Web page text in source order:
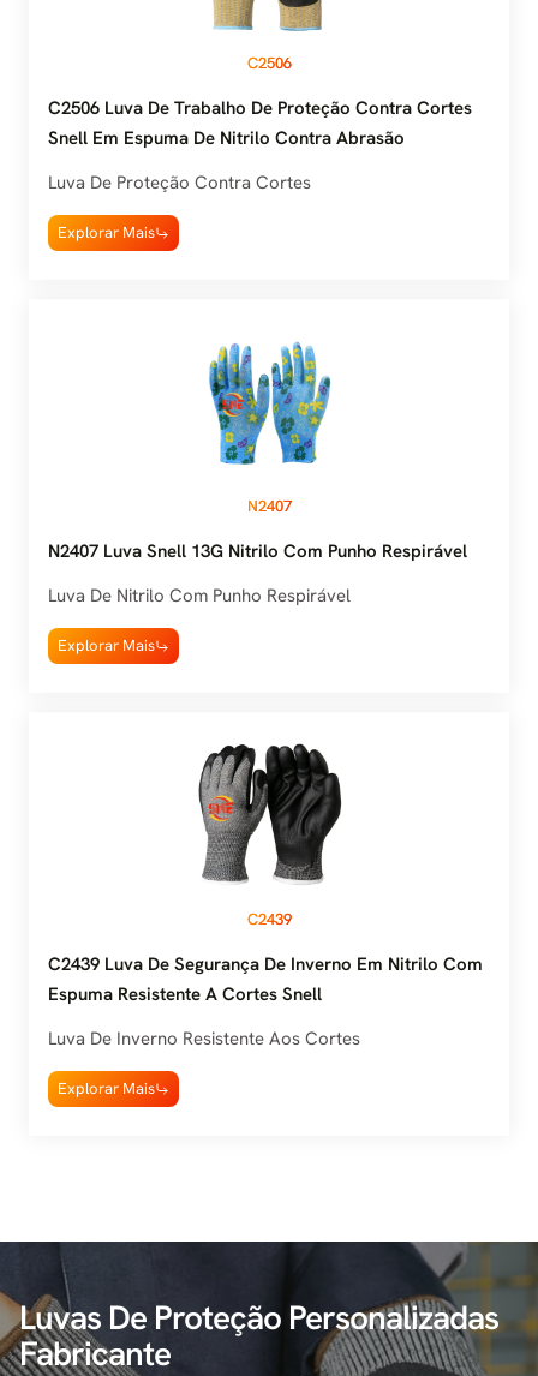
C2506
C2506 Luva De Trabalho De Proteção Contra Cortes
Snell Em Espuma De Nitrilo Contra Abrasão
Luva De Proteção Contra Cortes
Explorar Mais
N2407
N2407 Luva Snell 13G Nitrilo Com Punho Respirável
Luva De Nitrilo Com Punho Respirável
Explorar Mais
C2439
C2439 Luva De Segurança De Inverno Em Nitrilo Com
Espuma Resistente A Cortes Snell
Luva De Inverno Resistente Aos Cortes
Explorar Mais
Luvas De Proteção Personalizadas
Fabricante